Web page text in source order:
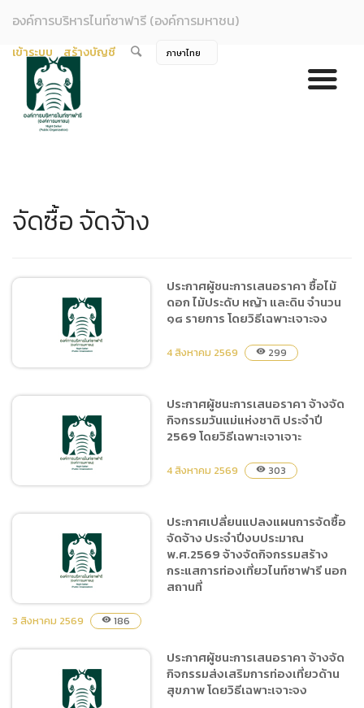
องค์การบริหารไนท์ซาฟารี (องค์การมหาชน)
เข้าระบบ สร้างบัญชี
จัดซื้อ จัดจ้าง
ประกาศผู้ชนะการเสนอราคา
ซื้อไม้ดอก ไม้ประดับ หญ้า และ
ดิน จำนวน ๑๘ รายการ โดย
วิธีเฉพาะเจาะจง
ประกาศผู้ชนะการเสนอราคา ซื้อไม้
ดอก ไม้ประดับ หญ้า และดิน จำนวน
๑๘ รายการ โดยวิธีเฉพาะเจาะจง
4 สิงหาคม 2569 visibility 299
ประกาศผู้ชนะการเสนอราคา
จ้างจัดกิจกรรมวันแม่แห่ง
ชาติ ประจำปี 2569 โดยวิธี
เฉพาะเจาเจาะ
ประกาศผู้ชนะการเสนอราคา จ้างจัด
กิจกรรมวันแม่แห่งชาติ ประจำปี
2569 โดยวิธีเฉพาะเจาเจาะ
4 สิงหาคม 2569 visibility 303
จัดซื้อจัดจ้าง ประจำ
ปีงบประมาณ พ.ศ.2569 จ้าง
ประกาศเปลี่ยนแปลงแผนการจัดซื้อ
จัดจ้าง ประจำปีงบประมาณ
พ.ศ.2569 จ้างจัดกิจกรรมสร้าง
กระแสการท่องเที่ยวไนท์ซาฟารี นอก
สถานที่
3 สิงหาคม 2569 visibility 186
ประกาศผู้ชนะการเสนอราคา จ้างจัด
กิจกรรมส่งเสริมการท่องเที่ยวด้าน
สุขภาพ โดยวิธีเฉพาะเจาะจง